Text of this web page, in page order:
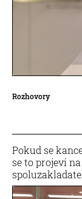
Rozhovory
Pokud se
se to projeví